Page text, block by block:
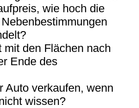
wie hoch die
mit den Flächen nach
Ende des
Auto verkaufen, wenn
wissen?